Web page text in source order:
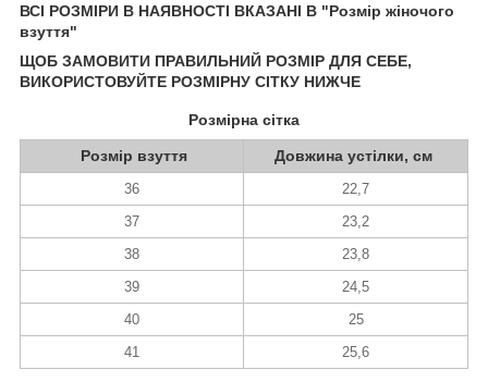
ВСІ РОЗМІРИ В НАЯВНОСТІ ВКАЗАНІ В "Розмір жіночого
взуття"
ЩОБ ЗАМОВИТИ ПРАВИЛЬНИЙ РОЗМІР ДЛЯ СЕБЕ,
ВИКОРИСТОВУЙТЕ РОЗМІРНУ СІТКУ НИЖЧЕ
Розмірна сітка
Розмір взуття Довжина устілки, см
36
22,7
37
23,2
38
23,8
39
24,5
40
25
41
25,6